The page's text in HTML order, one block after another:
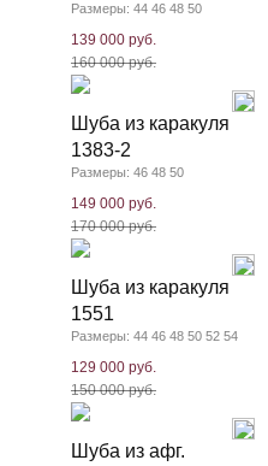
Размеры: 44 46 48 50
139 000 руб.
160 000 руб.
Шуба из каракуля
1383-2
Размеры: 46 48 50
149 000 руб.
170 000 руб.
Шуба из каракуля
1551
Размеры: 44 46 48 50 52 54
129 000 руб.
150 000 руб.
Шуба из афг.